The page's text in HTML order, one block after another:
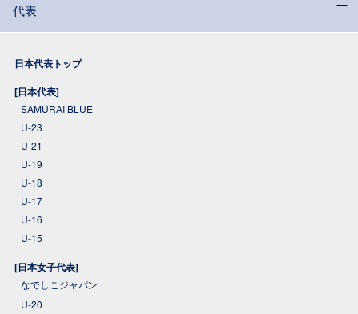
代表
日本代表トップ
[日本代表]
SAMURAI BLUE
U-23
U-21
U-19
U-18
U-17
U-16
U-15
[日本女子代表]
なでしこジャパン
U-20